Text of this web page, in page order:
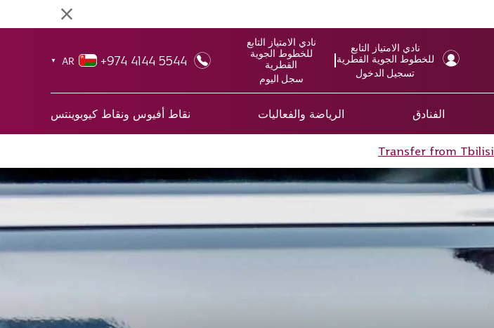
نادي الامتياز التابع
للخطوط الجوية القطرية
تسجيل الدخول
نادي الامتياز التابع
للخطوط الجوية
القطرية
سجل اليوم
+974 4144 5544
AR
▼
الفنادق الرياضة والفعاليات نقاط أفيوس ونقاط كيوبوينتس
Transfer from